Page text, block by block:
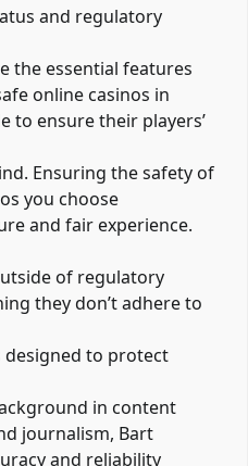
and regulatory
the essential features
online casinos in
to ensure their players’
Ensuring the safety of
you choose
and fair experience.
of regulatory
they don’t adhere to
to protect
in content
journalism, Bart
and reliability